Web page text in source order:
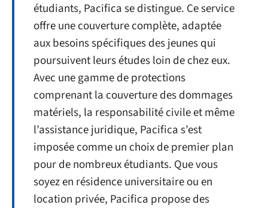
étudiants, Pacifica se distingue. Ce service
offre une couverture complète, adaptée
aux besoins spécifiques des jeunes qui
poursuivent leurs études loin de chez eux.
Avec une gamme de protections
comprenant la couverture des dommages
matériels, la responsabilité civile et même
l’assistance juridique, Pacifica s’est
imposée comme un choix de premier plan
pour de nombreux étudiants. Que vous
soyez en résidence universitaire ou en
location privée, Pacifica propose des